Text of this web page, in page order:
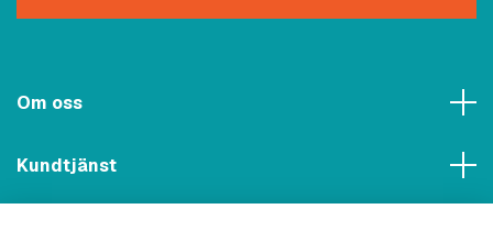
Om oss
Kundtjänst